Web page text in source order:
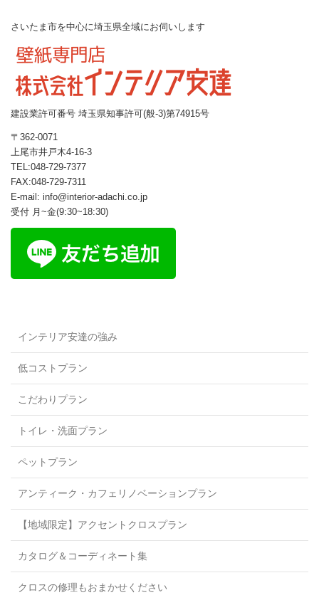
さいたま市を中心に埼玉県全域にお伺いします
建設業許可番号 埼玉県知事許可(般-3)第74915号
〒362-0071
上尾市井戸木4-16-3
TEL:048-729-7377
FAX:048-729-7311
E-mail: info@interior-adachi.co.jp
受付 月~金(9:30~18:30)
インテリア安達の強み
低コストプラン
こだわりプラン
トイレ・洗面プラン
ペットプラン
アンティーク・カフェリノベーションプラン
【地域限定】アクセントクロスプラン
カタログ＆コーディネート集
クロスの修理もおまかせください